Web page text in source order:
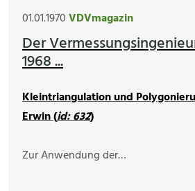
01.01.1970VDVmagazin
Der
1968 ...
Kleintriangulation und
Erwin (id: 632)
Zur Anwendung der…